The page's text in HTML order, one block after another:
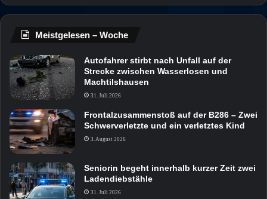
Meistgelesen – Woche
Autofahrer stirbt nach Unfall auf der
Strecke zwischen Wasserlosen und
Machtilshausen
31. Juli 2026
Frontalzusammenstoß auf der B286 – Zwei
Schwerverletzte und ein verletztes Kind
3. August 2026
Seniorin begeht innerhalb kurzer Zeit zwei
Ladendiebstähle
31. Juli 2026